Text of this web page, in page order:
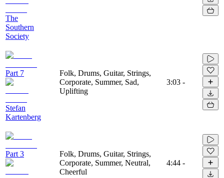
The
Southern
Society
Part 7
Stefan
Kartenberg
Folk, Drums, Guitar, Strings,
Corporate, Summer, Sad,
Uplifting
3:03 -
Part 3
Folk, Drums, Guitar, Strings,
Corporate, Summer, Neutral,
Cheerful
4:44 -